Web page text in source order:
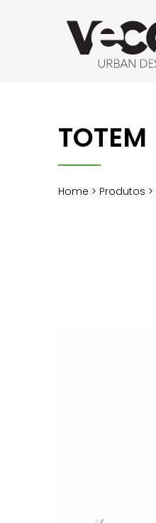
TOTEM
Home > Produtos >